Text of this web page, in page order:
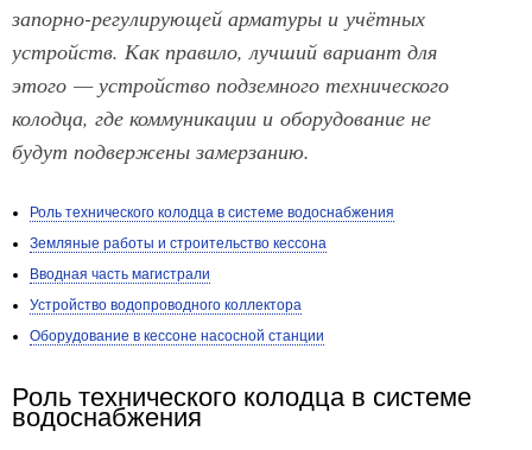
запорно-регулирующей арматуры и учётных
устройств. Как правило, лучший вариант для
этого — устройство подземного технического
колодца, где коммуникации и оборудование не
будут подвержены замерзанию.
Роль технического колодца в системе водоснабжения
Земляные работы и строительство кессона
Вводная часть магистрали
Устройство водопроводного коллектора
Оборудование в кессоне насосной станции
Роль технического колодца в системе
водоснабжения